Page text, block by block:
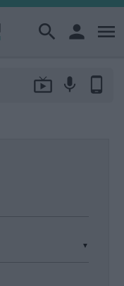
search person menu
live_tv mic phone_android
▼